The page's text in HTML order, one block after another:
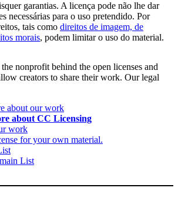
garantias. A licença pode não lhe dar
necessárias para o uso pretendido. Por
tais como direitos de imagem, de
morais, podem limitar o uso do material.
nonprofit behind the open licenses and
creators to share their work. Our legal
about our work
about CC Licensing
work
for your own material.
List